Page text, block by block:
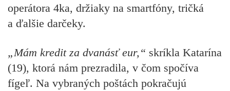
operátora 4ka, držiaky na smartfóny, tričká
a ďalšie darčeky.
„Mám kredit za dvanásť eur,“ skríkla Katarína
(19), ktorá nám prezradila, v čom spočíva
fígeľ. Na vybraných poštách pokračujú